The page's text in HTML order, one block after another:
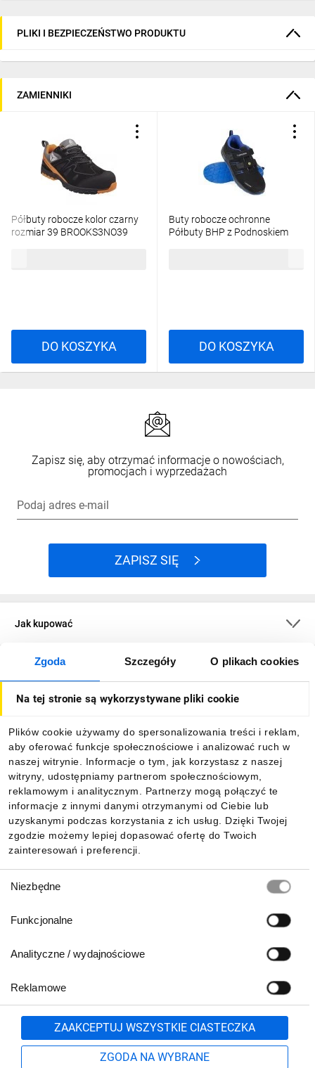
Zgoda Szczegóły O plikach cookies
Na tej stronie są wykorzystywane pliki cookie
Plików cookie używamy do spersonalizowania treści i reklam,
aby oferować funkcje społecznościowe i analizować ruch w
naszej witrynie. Informacje o tym, jak korzystasz z naszej
witryny, udostępniamy partnerom społecznościowym,
reklamowym i analitycznym. Partnerzy mogą połączyć te
informacje z innymi danymi otrzymanymi od Ciebie lub
uzyskanymi podczas korzystania z ich usług. Dzięki Twojej
zgodzie możemy lepiej dopasować ofertę do Twoich
zainteresowań i preferencji.
zgody
Niezbędne
Funkcjonalne
Analityczne / wydajnościowe
Reklamowe
ZAAKCEPTUJ WSZYSTKIE CIASTECZKA
ZGODA NA WYBRANE
PLIKI I BEZPIECZEŃSTWO PRODUKTU
ZAMIENNIKI
Półbuty robocze kolor czarny
rozmiar 39 BROOKS3NO39
DO KOSZYKA
Buty robocze ochronne
Półbuty BHP z Podnoskiem
DO KOSZYKA
Zapisz się, aby otrzymać informacje o nowościach,
promocjach i wyprzedażach
Podaj adres e-mail
ZAPISZ SIĘ
Jak kupować
O firmie
Informacje
Pobierz naszą aplikację mobilną:
801 500 700 lub
71 37 61 600
Formularz kontaktowy